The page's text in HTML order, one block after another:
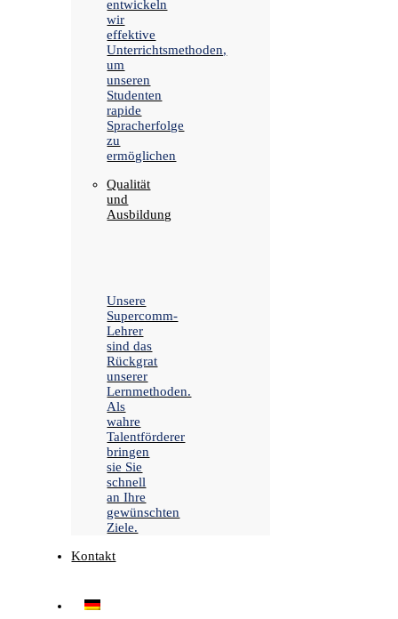
entwickeln
wir
effektive
Unterrichtsmethoden,
um
unseren
Studenten
rapide
Spracherfolge
zu
ermöglichen
Qualität
und
Ausbildung
Unsere
Supercomm-
Lehrer
sind das
Rückgrat
unserer
Lernmethoden.
Als
wahre
Talentförderer
bringen
sie Sie
schnell
an Ihre
gewünschten
Ziele.
Kontakt